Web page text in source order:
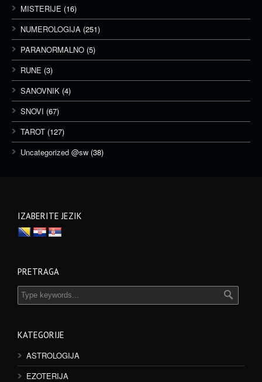
MISTERIJE (16)
NUMEROLOGIJA (251)
PARANORMALNO (5)
RUNE (3)
SANOVNIK (4)
SNOVI (67)
TAROT (127)
Uncategorized @sw (38)
IZABERITE JEZIK
PRETRAGA
KATEGORIJE
ASTROLOGIJA
EZOTERIJA